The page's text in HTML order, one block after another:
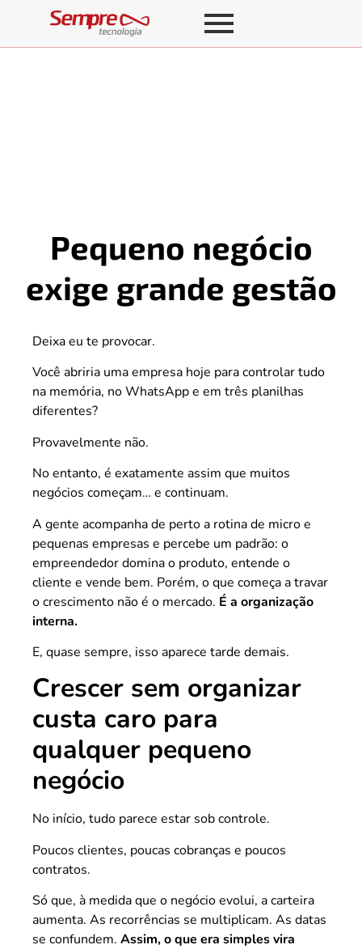
Pequeno negócio
exige grande gestão
Deixa eu te provocar.
Você abriria uma empresa hoje para controlar tudo
na memória, no WhatsApp e em três planilhas
diferentes?
Provavelmente não.
No entanto, é exatamente assim que muitos
negócios começam… e continuam.
A gente acompanha de perto a rotina de micro e
pequenas empresas e percebe um padrão: o
empreendedor domina o produto, entende o
cliente e vende bem. Porém, o que começa a travar
o crescimento não é o mercado. É a organização
interna.
E, quase sempre, isso aparece tarde demais.
Crescer sem organizar
custa caro para
qualquer pequeno
negócio
No início, tudo parece estar sob controle.
Poucos clientes, poucas cobranças e poucos
contratos.
Só que, à medida que o negócio evolui, a carteira
aumenta. As recorrências se multiplicam. As datas
se confundem. Assim, o que era simples vira